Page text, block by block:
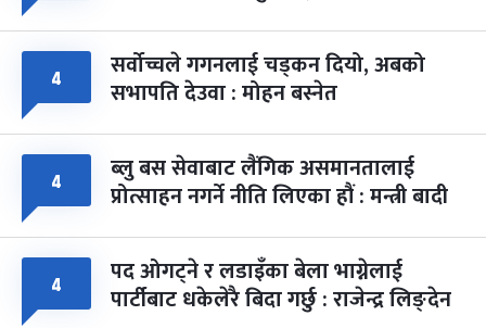
४ सर्वोच्चले गगनलाई चड्कन दियो, अबको
सभापति देउवा : मोहन बस्नेत
४ ब्लु बस सेवाबाट लैंगिक असमानतालाई
प्रोत्साहन नगर्ने नीति लिएका हौं : मन्त्री बादी
४ पद ओगट्ने र लडाइँका बेला भाग्नेलाई
पार्टीबाट धकेलेरै बिदा गर्छु : राजेन्द्र लिङ्देन